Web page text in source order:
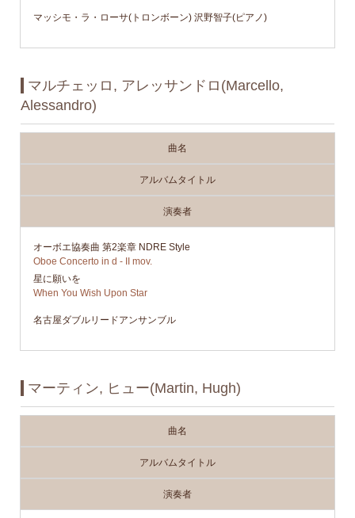
マッシモ・ラ・ローサ(トロンボーン) 沢野智子(ピアノ)
マルチェッロ, アレッサンドロ(Marcello,
Alessandro)
曲名
アルバムタイトル
演奏者
オーボエ協奏曲 第2楽章 NDRE Style
Oboe Concerto in d - II mov.
星に願いを
When You Wish Upon Star
名古屋ダブルリードアンサンブル
マーティン, ヒュー(Martin, Hugh)
曲名
アルバムタイトル
演奏者